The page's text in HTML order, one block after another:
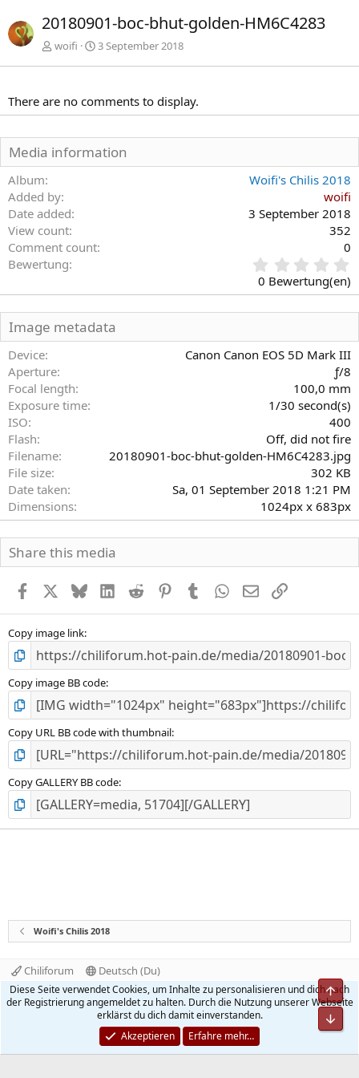
h
e
e
h
20180901-boc-bhut-golden-HM6C4283
woifi 3 September 2018
There are no comments to display.
Media information
Album
Woifi's Chilis 2018
Added by
woifi
Date added
3 September 2018
View count
352
Comment count
0
Bewertung
0
0
t
e
r
0 Bewertung(en)
Image metadata
Device
Canon Canon EOS 5D Mark III
Aperture
ƒ/8
Focal length
100,0 mm
Exposure time
1/30 second(s)
ISO
400
Flash
Off, did not fire
Filename
20180901-boc-bhut-golden-HM6C4283.jpg
File size
302 KB
Date taken
Sa, 01 September 2018 1:21 PM
Dimensions
1024px x 683px
Share this media
Facebook BlueskyLinkedInReddit PinterestTumblr WhatsApp
E-MailLink
Copy image link
Copy image BB code
Copy URL BB code with thumbnail
Copy GALLERY BB code
Woifi's Chilis 2018
Chiliforum
Deutsch (Du)
Kontakt
Nutzungsbedingungen
Datenschutz
Hilfe und Impressum
Start
R
S
Community platform by XenForo® © 2010-2026 XenForo Ltd.
Quality Add-Ons made withbyWMTech.
Diese Seite verwendet Cookies, um Inhalte zu personalisieren und dich nach
der Registrierung angemeldet zu halten. Durch die Nutzung unserer Webseite
erklärst du dich damit einverstanden.
Akzeptieren
Erfahre mehr…